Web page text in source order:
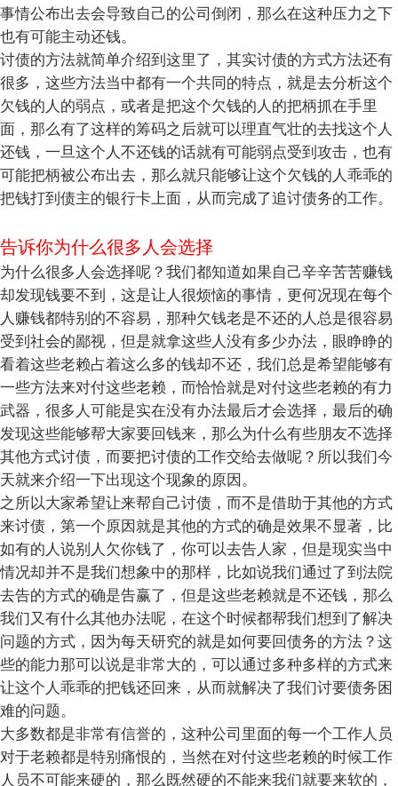
事情公布出去会导致自己的公司倒闭，那么在这种压力之下
也有可能主动还钱。
讨债的方法就简单介绍到这里了，其实讨债的方式方法还有
很多，这些方法当中都有一个共同的特点，就是去分析这个
欠钱的人的弱点，或者是把这个欠钱的人的把柄抓在手里
面，那么有了这样的筹码之后就可以理直气壮的去找这个人
还钱，一旦这个人不还钱的话就有可能弱点受到攻击，也有
可能把柄被公布出去，那么就只能够让这个欠钱的人乖乖的
把钱打到债主的银行卡上面，从而完成了追讨债务的工作。
告诉你为什么很多人会选择
为什么很多人会选择呢？我们都知道如果自己辛辛苦苦赚钱
却发现钱要不到，这是让人很烦恼的事情，更何况现在每个
人赚钱都特别的不容易，那种欠钱老是不还的人总是很容易
受到社会的鄙视，但是就拿这些人没有多少办法，眼睁睁的
看着这些老赖占着这么多的钱却不还，我们总是希望能够有
一些方法来对付这些老赖，而恰恰就是对付这些老赖的有力
武器，很多人可能是实在没有办法最后才会选择，最后的确
发现这些能够帮大家要回钱来，那么为什么有些朋友不选择
其他方式讨债，而要把讨债的工作交给去做呢？所以我们今
天就来介绍一下出现这个现象的原因。
之所以大家希望让来帮自己讨债，而不是借助于其他的方式
来讨债，第一个原因就是其他的方式的确是效果不显著，比
如有的人说别人欠你钱了，你可以去告人家，但是现实当中
情况却并不是我们想象中的那样，比如说我们通过了到法院
去告的方式的确是告赢了，但是这些老赖就是不还钱，那么
我们又有什么其他办法呢，在这个时候都帮我们想到了解决
问题的方式，因为每天研究的就是如何要回债务的方法？这
些的能力那可以说是非常大的，可以通过多种多样的方式来
让这个人乖乖的把钱还回来，从而就解决了我们讨要债务困
难的问题。
大多数都是非常有信誉的，这种公司里面的每一个工作人员
对于老赖都是特别痛恨的，当然在对付这些老赖的时候工作
人员不可能来硬的，那么既然硬的不能来我们就要来软的，